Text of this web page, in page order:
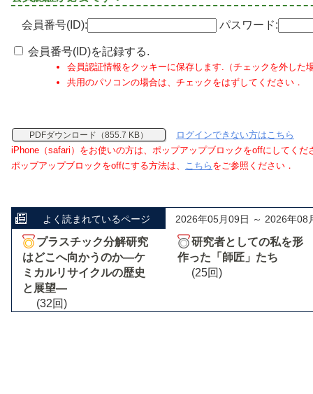
会員番号(ID): パスワード:
会員番号(ID)を記録する.
会員認証情報をクッキーに保存します.（チェックを外した
共用のパソコンの場合は、チェックをはずしてください．
PDFダウンロード（855.7 KB）
ログインできない方はこちら
iPhone（safari）をお使いの方は、ポップアップブロックをoffにしてくだ
ポップアップブロックをoffにする方法は、 こちら をご参照ください．
よく読まれているページ 2026年05月09日 ～ 2026年08
プラスチック分解研究
はどこへ向かうのか―ケ
ミカルリサイクルの歴史
と展望―
(32回)
研究者としての私を形
作った「師匠」たち
(25回)